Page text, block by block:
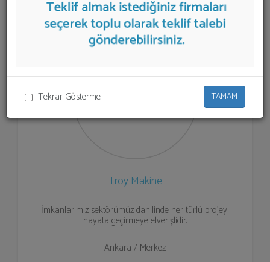
Tekrar Gösterme TAMAM
Troy Makine
İmkanlarımız sektörümüz dahilinde her türlü projeyi
hayata geçirmeye elverişlidir.
Ankara / Merkez